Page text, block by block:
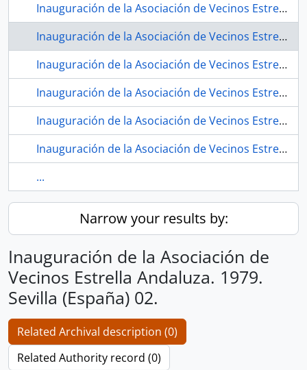
Inauguración de la Asociación de Vecinos Estrella Andaluza. 1979. Sevilla (España) 01.
Inauguración de la Asociación de Vecinos Estrella Andaluza. 1979. Sevilla (España) 02.
Inauguración de la Asociación de Vecinos Estrella Andaluza. 1979. Sevilla (España) 03.
Inauguración de la Asociación de Vecinos Estrella Andaluza. 1979. Sevilla (España) 04.
Inauguración de la Asociación de Vecinos Estrella Andaluza. 1979. Sevilla (España) 05.
Inauguración de la Asociación de Vecinos Estrella Andaluza. 1979. Sevilla (España) 06.
...
Narrow your results by:
Inauguración de la Asociación de
Vecinos Estrella Andaluza. 1979.
Sevilla (España) 02.
Related Archival description (0)
Related Authority record (0)